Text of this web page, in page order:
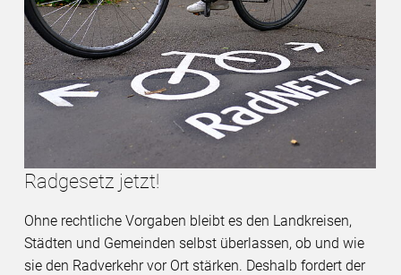
Radgesetz jetzt!
Ohne rechtliche Vorgaben bleibt es den Landkreisen,
Städten und Gemeinden selbst überlassen, ob und wie
sie den Radverkehr vor Ort stärken. Deshalb fordert der